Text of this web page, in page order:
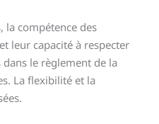
la compétence des
leur capacité à respecter
le règlement de la
La flexibilité et la